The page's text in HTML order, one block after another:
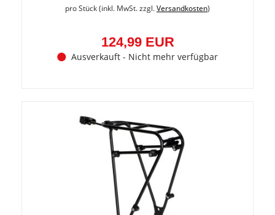
pro Stück (inkl. MwSt. zzgl.Versandkosten)
124,99 EUR
Ausverkauft - Nicht mehr verfügbar